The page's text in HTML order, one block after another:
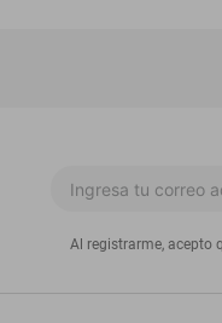
Al registrarme, acepto